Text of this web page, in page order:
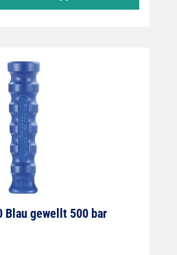
Blau gewellt 500 bar